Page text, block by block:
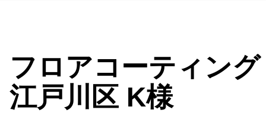
フロアコーティン
江戸川区 K様